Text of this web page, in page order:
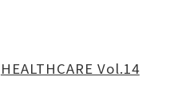
HEALTHCARE Vol.14